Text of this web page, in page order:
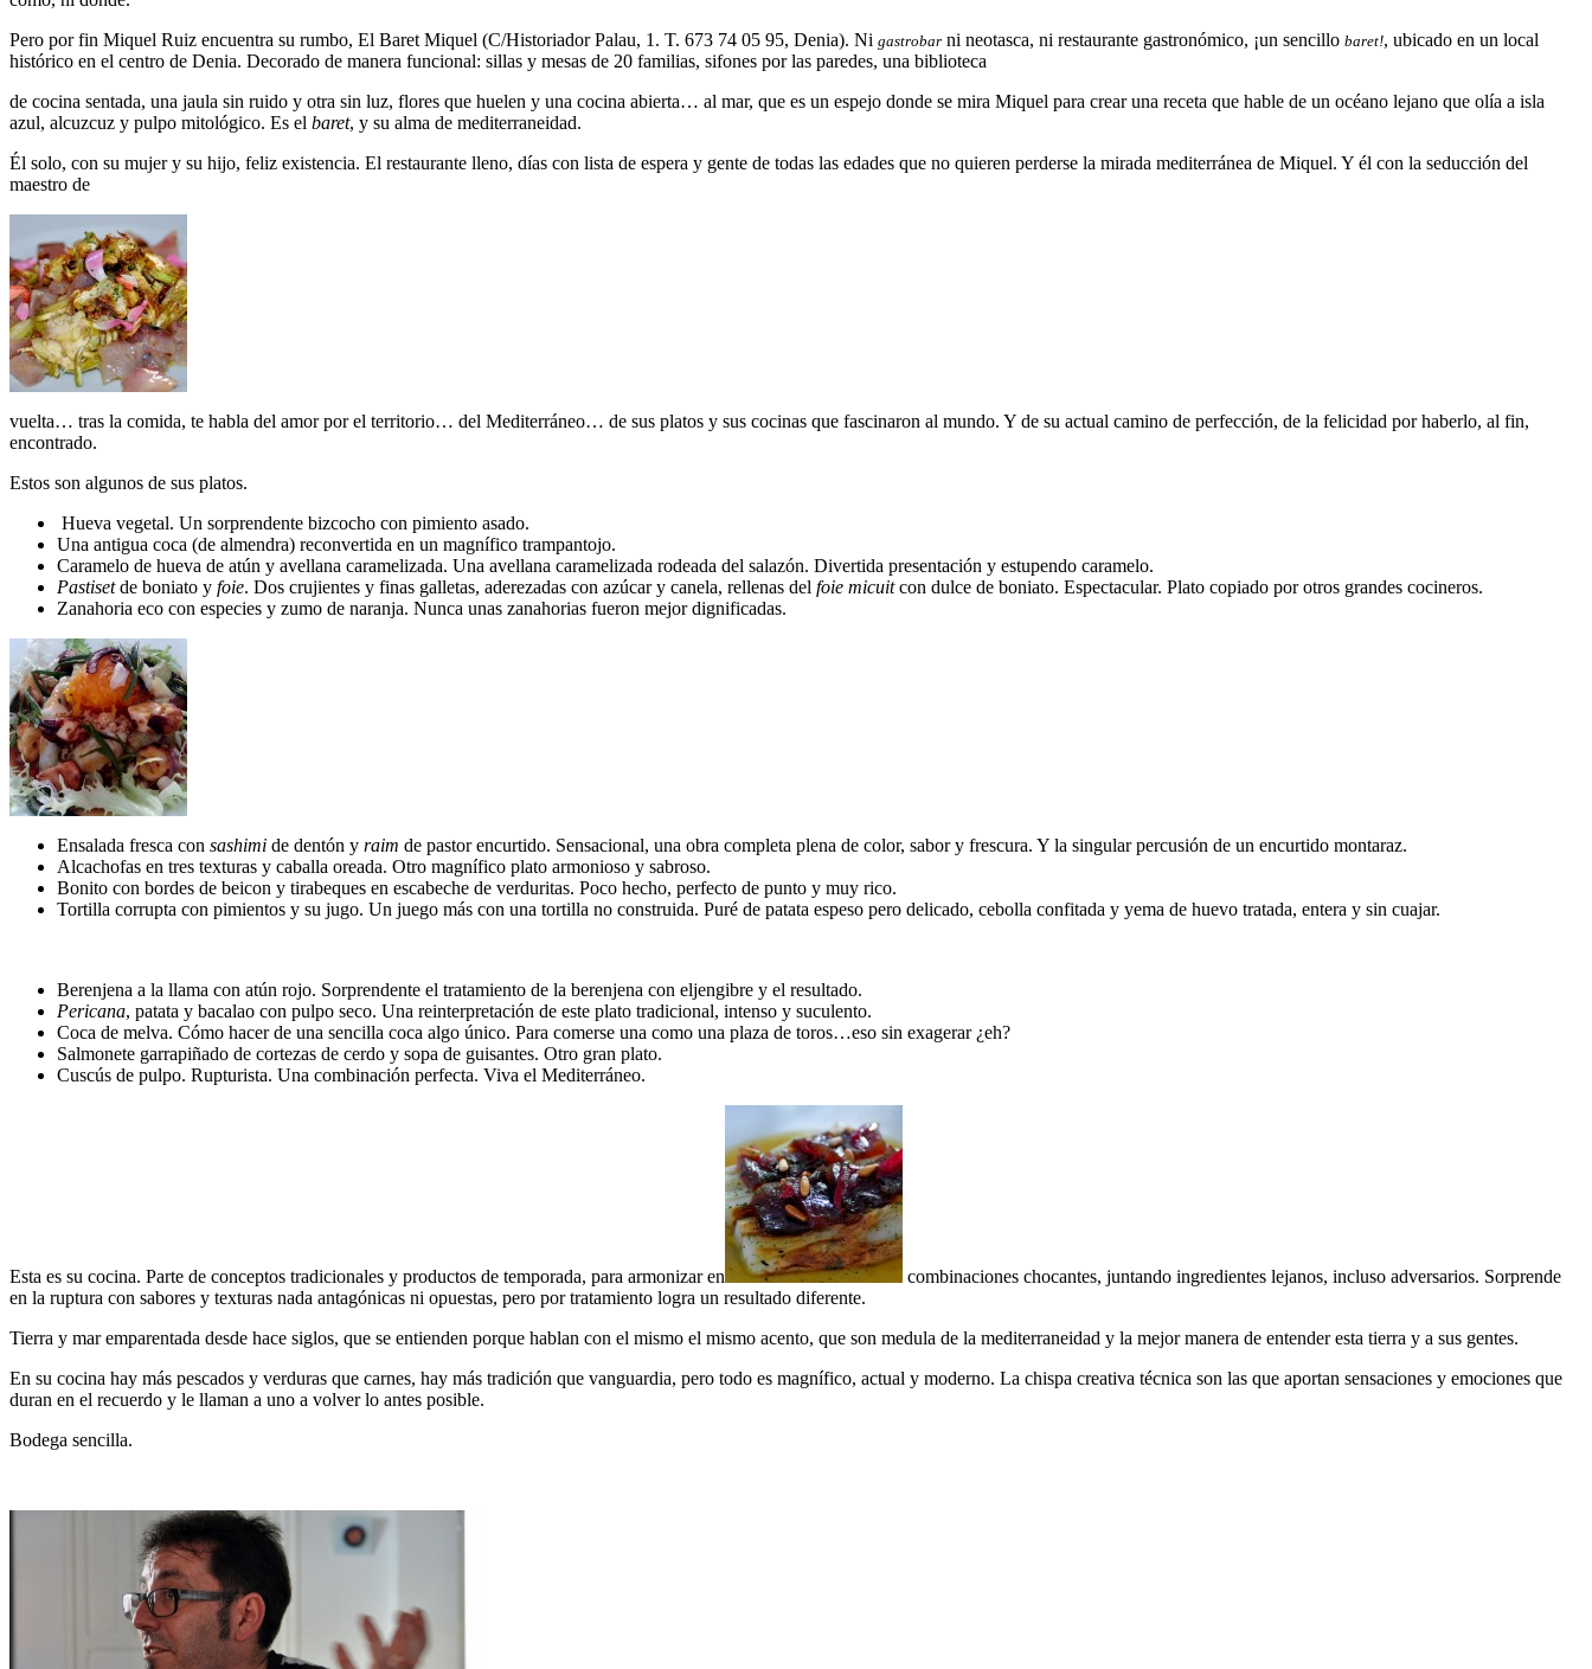
Pero por fin Miquel Ruiz encuentra su rumbo, El Baret Miquel (C/Historiador Palau, 1. T. 673 74 05 95, Denia). Ni gastrobar ni neotasca, ni restaurante gastronómico, ¡un sencillo baret!, ubicado en un local
histórico en el centro de Denia. Decorado de manera funcional: sillas y mesas de 20 familias, sifones por las paredes, una biblioteca
de cocina sentada, una jaula sin ruido y otra sin luz, flores que huelen y una cocina abierta… al mar, que es un espejo donde se mira Miquel para crear una receta que hable de un océano lejano que olía a isla
azul, alcuzcuz y pulpo mitológico. Es el baret, y su alma de mediterraneidad.
Él solo, con su mujer y su hijo, feliz existencia. El restaurante lleno, días con lista de espera y gente de todas las edades que no quieren perderse la mirada mediterránea de Miquel. Y él con la seducción del
maestro de
vuelta… tras la comida, te habla del amor por el territorio… del Mediterráneo… de sus platos y sus cocinas que fascinaron al mundo. Y de su actual camino de perfección, de la felicidad por haberlo, al fin,
encontrado.
Estos son algunos de sus platos.
Hueva vegetal. Un sorprendente bizcocho con pimiento asado.
Una antigua coca (de almendra) reconvertida en un magnífico trampantojo.
Caramelo de hueva de atún y avellana caramelizada. Una avellana caramelizada rodeada del salazón. Divertida presentación y estupendo caramelo.
Pastisetde boniato y foie. Dos crujientes y finas galletas, aderezadas con azúcar y canela, rellenas del foie micuitcon dulce de boniato. Espectacular. Plato copiado por otros grandes cocineros.
Zanahoria eco con especies y zumo de naranja. Nunca unas zanahorias fueron mejor dignificadas.
Ensalada fresca con sashimi de dentón y raim de pastor encurtido. Sensacional, una obra completa plena de color, sabor y frescura. Y la singular percusión de un encurtido montaraz.
Alcachofas en tres texturas y caballa oreada. Otro magnífico plato armonioso y sabroso.
Bonito con bordes de beicon y tirabeques en escabeche de verduritas. Poco hecho, perfecto de punto y muy rico.
Tortilla corrupta con pimientos y su jugo. Un juego más con una tortilla no construida. Puré de patata espeso pero delicado, cebolla confitada y yema de huevo tratada, entera y sin cuajar.
Berenjena a la llama con atún rojo. Sorprendente el tratamiento de la berenjena con eljengibre y el resultado.
Pericana, patata y bacalao con pulpo seco. Una reinterpretación de este plato tradicional, intenso y suculento.
Coca de melva. Cómo hacer de una sencilla coca algo único. Para comerse una como una plaza de toros…eso sin exagerar ¿eh?
Salmonete garrapiñado de cortezas de cerdo y sopa de guisantes. Otro gran plato.
Cuscús de pulpo. Rupturista. Una combinación perfecta. Viva el Mediterráneo.
Esta es su cocina. Parte de conceptos tradicionales y productos de temporada, para armonizar en
combinaciones chocantes, juntando ingredientes lejanos, incluso adversarios. Sorprende
en la ruptura con sabores y texturas nada antagónicas ni opuestas, pero por tratamiento logra un resultado diferente.
Tierra y mar emparentada desde hace siglos, que se entienden porque hablan con el mismo el mismo acento, que son medula de la mediterraneidad y la mejor manera de entender esta tierra y a sus gentes.
En su cocina hay más pescados y verduras que carnes, hay más tradición que vanguardia, pero todo es magnífico, actual y moderno. La chispa creativa técnica son las que aportan sensaciones y emociones que
duran en el recuerdo y le llaman a uno a volver lo antes posible.
Bodega sencilla.